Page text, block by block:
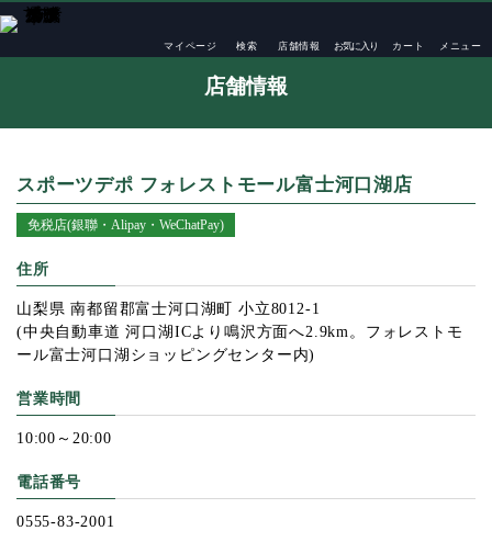
マイページ 検索 店舗情報 お気に入り カート メニュー
TOP
店舗情報
スポーツデポ フォレストモール富士河口湖店
免税店(銀聯・Alipay・WeChatPay)
住所
山梨県 南都留郡富士河口湖町 小立8012-1
(中央自動車道 河口湖ICより鳴沢方面へ2.9km。フォレストモ
ール富士河口湖ショッピングセンター内)
営業時間
10:00～20:00
電話番号
0555-83-2001